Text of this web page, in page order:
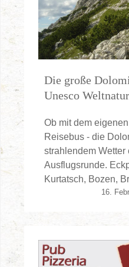
Die große
Unesco
Ob mit dem
Reisebus - die
strahlendem Wetter
Ausflugsrunde.
Kurtatsch, Bozen,
16.